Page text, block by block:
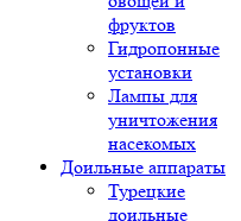
фруктов
Гидропонные
установки
Лампы для
уничтожения
насекомых
Доильные аппараты
Турецкие
доильные